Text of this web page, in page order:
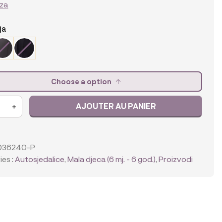
Choose a option
+ AJOUTER AU PANIER
P
:Autosjedalice,Mala djeca (6 mj. - 6 god.),Proizvodi